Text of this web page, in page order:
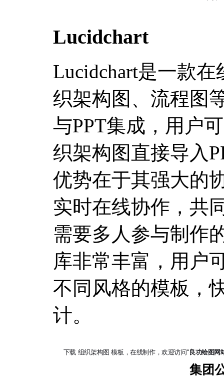
Lucidchart
Lucidchart是一款
织架构图、流程图
与PPT集成，用户
织架构图直接导入
优势在于其强大的
实时在线协作，共
需要多人参与制作
库非常丰富，用户
不同风格的模板，
计。